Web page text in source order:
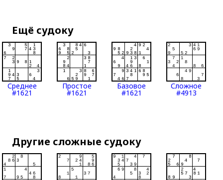
Ещё судоку
Среднее
#1621
Простое
#1621
Базовое
#1621
Сложное
#4913
Другие сложные судоку